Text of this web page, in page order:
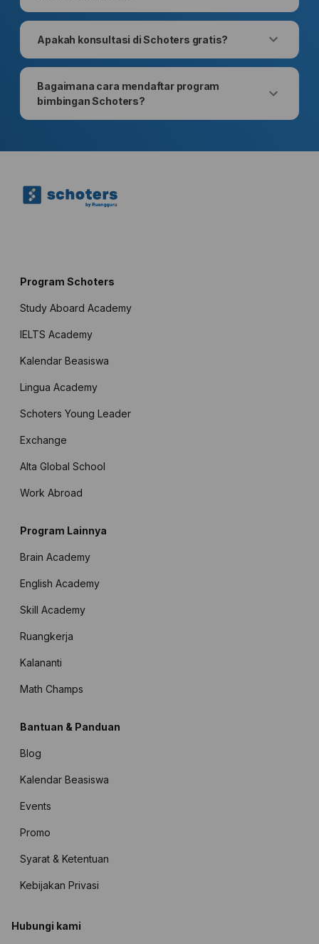
Apakah konsultasi di Schoters gratis?
Bagaimana cara mendaftar program
bimbingan Schoters?
Program Schoters
Study Aboard Academy
IELTS Academy
Kalendar Beasiswa
Lingua Academy
Schoters Young Leader
Exchange
Alta Global School
Work Abroad
Program Lainnya
Brain Academy
English Academy
Skill Academy
Ruangkerja
Kalananti
Math Champs
Bantuan & Panduan
Blog
Kalendar Beasiswa
Events
Promo
Syarat & Ketentuan
Kebijakan Privasi
Hubungi kami